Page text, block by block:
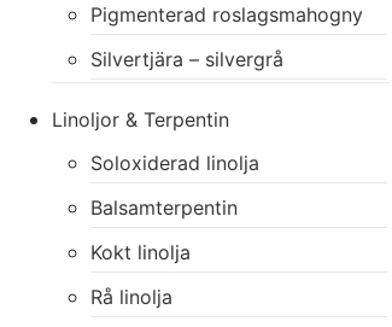
Pigmenterad roslagsmahogny
Silvertjära – silvergrå
Linoljor & Terpentin
Soloxiderad linolja
Balsamterpentin
Kokt linolja
Rå linolja